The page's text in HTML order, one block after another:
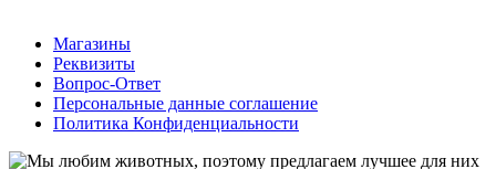
Магазины
Реквизиты
Вопрос-Ответ
Персональные данные соглашение
Политика Конфиденциальности